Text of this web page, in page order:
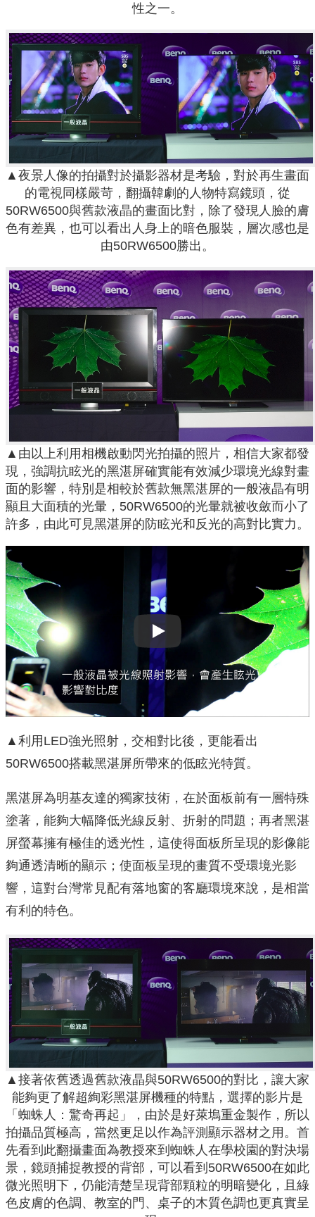
性之一。
▲夜景人像的拍攝對於攝影器材是考驗，對於再生畫面
的電視同樣嚴苛，翻攝韓劇的人物特寫鏡頭，從
50RW6500與舊款液晶的畫面比對，除了發現人臉的膚
色有差異，也可以看出人身上的暗色服裝，層次感也是
由50RW6500勝出。
▲由以上利用相機啟動閃光拍攝的照片，相信大家都發
現，強調抗眩光的黑湛屏確實能有效減少環境光線對畫
面的影響，特別是相較於舊款無黑湛屏的一般液晶有明
顯且大面積的光暈，50RW6500的光暈就被收斂而小了
許多，由此可見黑湛屏的防眩光和反光的高對比實力。
Play
▲利用LED強光照射，交相對比後，更能看出
50RW6500搭載黑湛屏所帶來的低眩光特質。
黑湛屏為明基友達的獨家技術，在於面板前有一層特殊
塗著，能夠大幅降低光線反射、折射的問題；再者黑湛
屏螢幕擁有極佳的透光性，這使得面板所呈現的影像能
夠通透清晰的顯示；使面板呈現的畫質不受環境光影
響，這對台灣常見配有落地窗的客廳環境來說，是相當
有利的特色。
▲接著依舊透過舊款液晶與50RW6500的對比，讓大家
能夠更了解超絢彩黑湛屏機種的特點，選擇的影片是
「蜘蛛人：驚奇再起」，由於是好萊塢重金製作，所以
拍攝品質極高，當然更足以作為評測顯示器材之用。首
先看到此翻攝畫面為教授來到蜘蛛人在學校園的對決場
景，鏡頭捕捉教授的背部，可以看到50RW6500在如此
微光照明下，仍能清楚呈現背部顆粒的明暗變化，且綠
色皮膚的色調、教室的門、桌子的木質色調也更真實呈